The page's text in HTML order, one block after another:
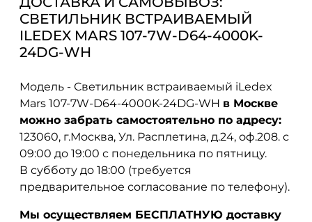
СВЕТИЛЬНИК ВСТРАИВАЕМЫЙ
ILEDEX MARS 107-7W-D64-4000K-
24DG-WH
Модель - Светильник встраиваемый iLedex
Mars 107-7W-D64-4000K-24DG-WH в Москве
можно забрать самостоятельно по адресу:
123060, г.Москва, Ул. Расплетина, д.24, оф.208. с
09:00 до 19:00 с понедельника по пятницу.
В субботу до 18:00 (требуется
предварительное согласование по телефону).
Мы осуществляем БЕСПЛАТНУЮ доставку